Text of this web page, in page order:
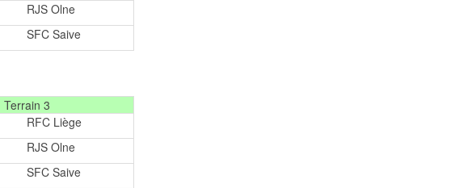
RJS Olne
SFC Saive
Terrain 3
RFC Liège
RJS Olne
SFC Saive